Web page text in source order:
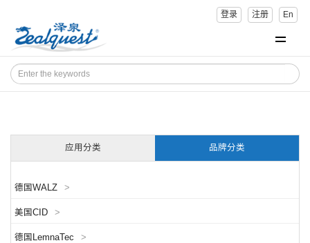
登录 注册 En
应用分类 品牌分类
德国WALZ >
美国CID >
德国LemnaTec >